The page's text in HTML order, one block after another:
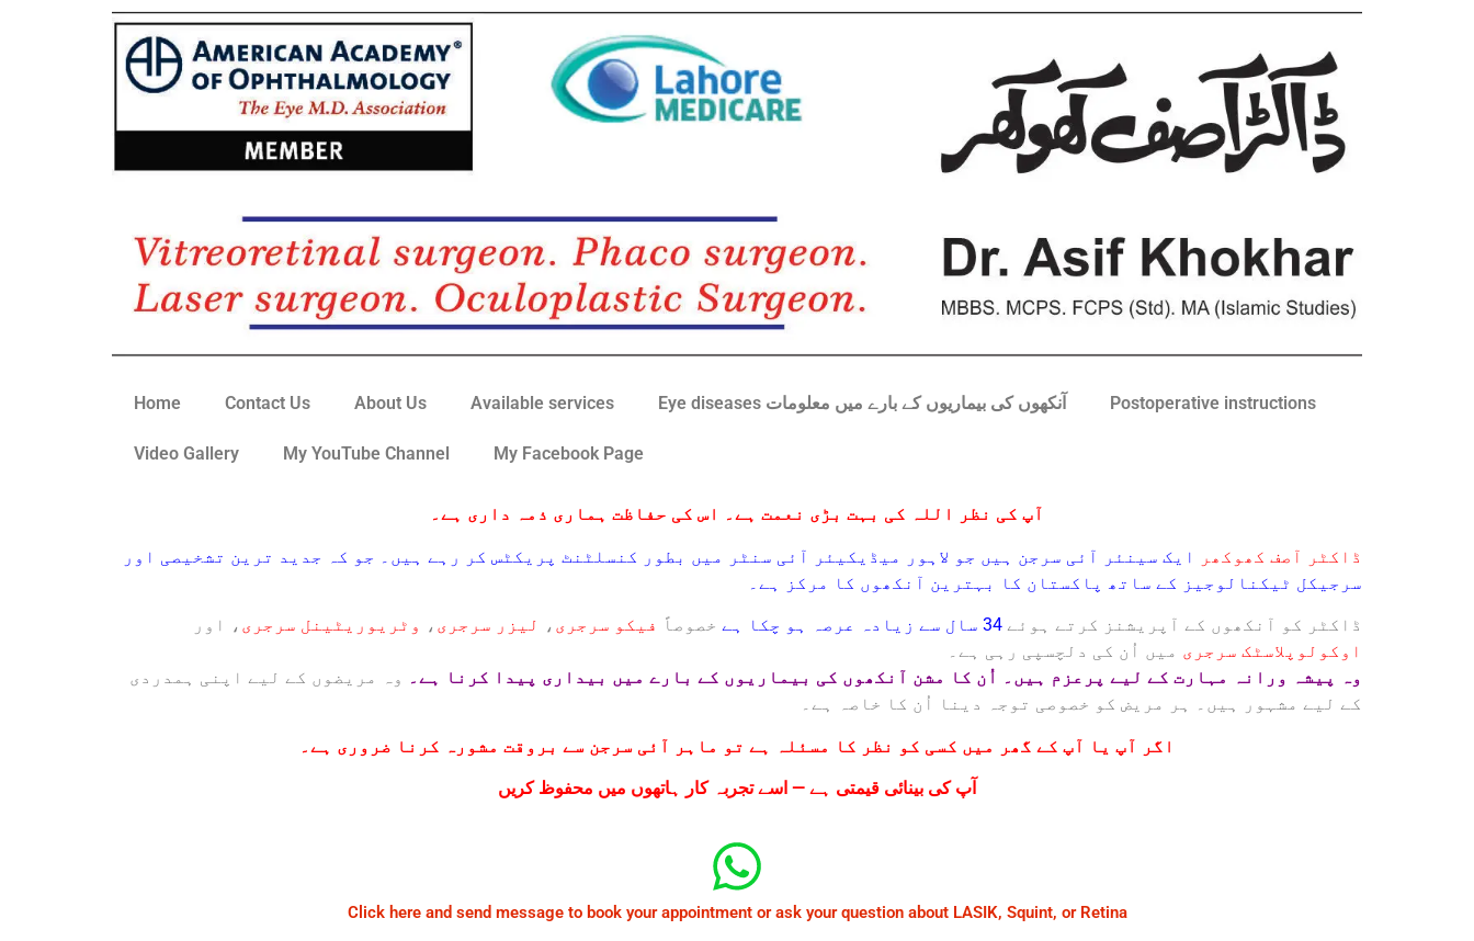
Home Contact Us About Us Available services Eye diseases آنکھوں کی بیماریوں کے بارے میں معلومات Postoperative instructions
Video Gallery My YouTube Channel My Facebook Page
آپ کی نظر اللہ کی بہت بڑی نعمت ہے۔ اس کی حفاظت ہماری ذمہ داری ہے۔
ڈاکٹر آصف کھوکھر
ایک سینئر آئی سرجن ہیں جو لاہور میڈیکیئر آئی سنٹر میں بطور کنسلٹنٹ پریکٹس کر رہے ہیں۔ جو کہ جدید ترین تشخیصی اور
سرجیکل ٹیکنالوجیز کے ساتھ پاکستان کا بہترین آنکھوں کا مرکز ہے۔
ڈاکٹر کو آنکھوں کے آپریشنز کرتے ہوئے 34 سال سے زیادہ عرصہ ہو چکا ہے خصوصاً فیکو سرجری ، لیزر سرجری ، وٹریوریٹینل سرجری ، اور
اوکولوپلاسٹک سرجری میں اُن کی دلچسپی رہی ہے۔
وہ پیشہ ورانہ مہارت کے لیے پرعزم ہیں۔ اُن کا مشن آنکھوں کی بیماریوں کے بارے میں بیداری پیدا کرنا ہے۔ وہ مریضوں کے لیے اپنی ہمدردی
کے لیے مشہور ہیں۔ ہر مریض کو خصوصی توجہ دینا اُن کا خاصہ ہے۔
اگر آپ یا آپ کے گھر میں کسی کو نظر کا مسئلہ ہے تو ماہر آئی سرجن سے بروقت مشورہ کرنا ضروری ہے۔
آپ کی بینائی قیمتی ہے — اسے تجربہ کار ہاتھوں میں محفوظ کریں
Click here and send message to book your appointment or ask your question about LASIK, Squint, or Retina